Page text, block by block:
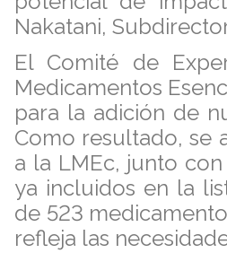
Nakatani,
El Comité de
Medicamentos
para la adición de
Como resultado, se
a la LMEc, junto
ya incluidos en la
de 523
refleja las